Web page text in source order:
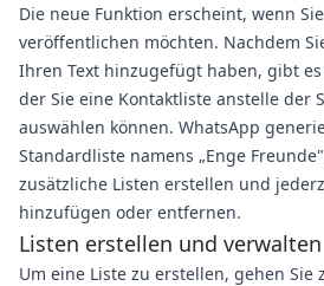
Die neue Funktion erscheint, wenn
veröffentlichen möchten. Nachdem
Ihren Text hinzugefügt haben, gibt
der Sie eine Kontaktliste anstelle der
auswählen können. WhatsApp
Standardliste namens „Enge
zusätzliche Listen erstellen und
hinzufügen oder entfernen.
Listen erstellen und verwalten
Um eine Liste zu erstellen, gehen Sie